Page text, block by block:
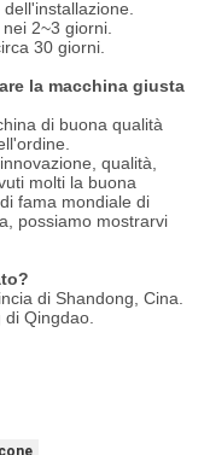
2~3 giorni.
30 giorni.
la macchina giusta
di buona qualità
qualità,
molti la buona
fama mondiale di
possiamo mostrarvi
di Shandong, Cina.
Qingdao.